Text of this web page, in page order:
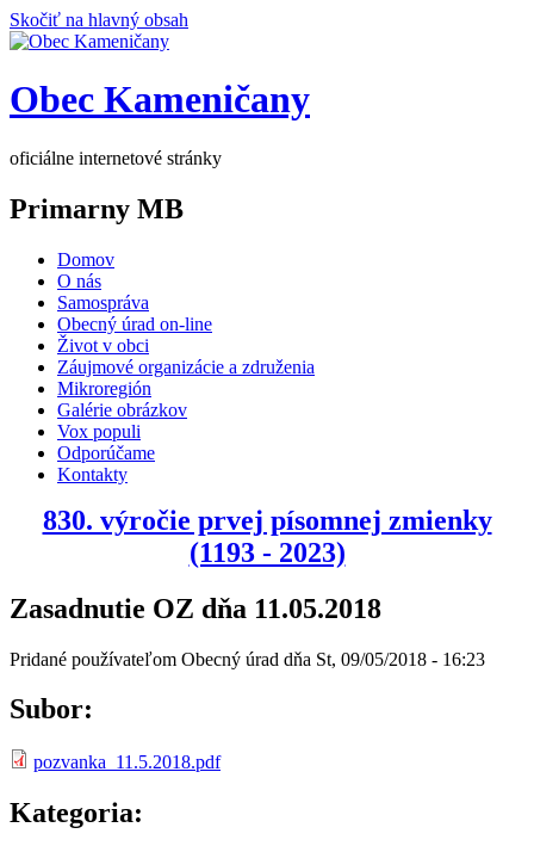
Skočiť na hlavný obsah
Obec Kameničany
oficiálne internetové stránky
Primarny MB
Domov
O nás
Samospráva
Obecný úrad on-line
Život v obci
Záujmové organizácie a združenia
Mikroregión
Galérie obrázkov
Vox populi
Odporúčame
Kontakty
830. výročie prvej písomnej zmienky
(1193 - 2023)
Zasadnutie OZ dňa 11.05.2018
Pridané používateľom Obecný úrad dňa St, 09/05/2018 - 16:23
Subor:
pozvanka_11.5.2018.pdf
Kategoria: